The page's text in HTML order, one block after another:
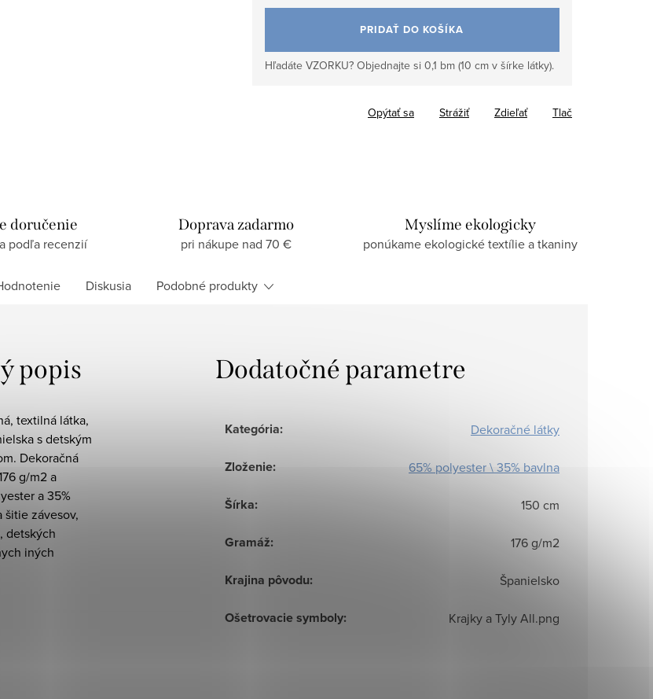
PRIDAŤ DO KOŠÍKA
Hľadáte VZORKU? Objednajte si 0,1 bm (10 cm v šírke látky).
Tlač
Opýtať sa Strážiť Zdieľať
doručenie
podľa recenzií
Doprava zadarmo
pri nákupe nad 70 €
Myslíme ekologicky
ponúkame ekologické textílie a tkaniny
Diskusia Podobné produkty
popis
textilná látka,
s detským
Dekoračná
g/m2 a
a 35%
šitie závesov,
detských
iných
Dodatočné parametre
Kategória: Dekoračné látky
Zloženie: 65% polyester \ 35% bavlna
Šírka: 150 cm
Gramáž: 176 g/m2
Krajina pôvodu: Španielsko
Ošetrovacie symboly: Krajky a Tyly All.png